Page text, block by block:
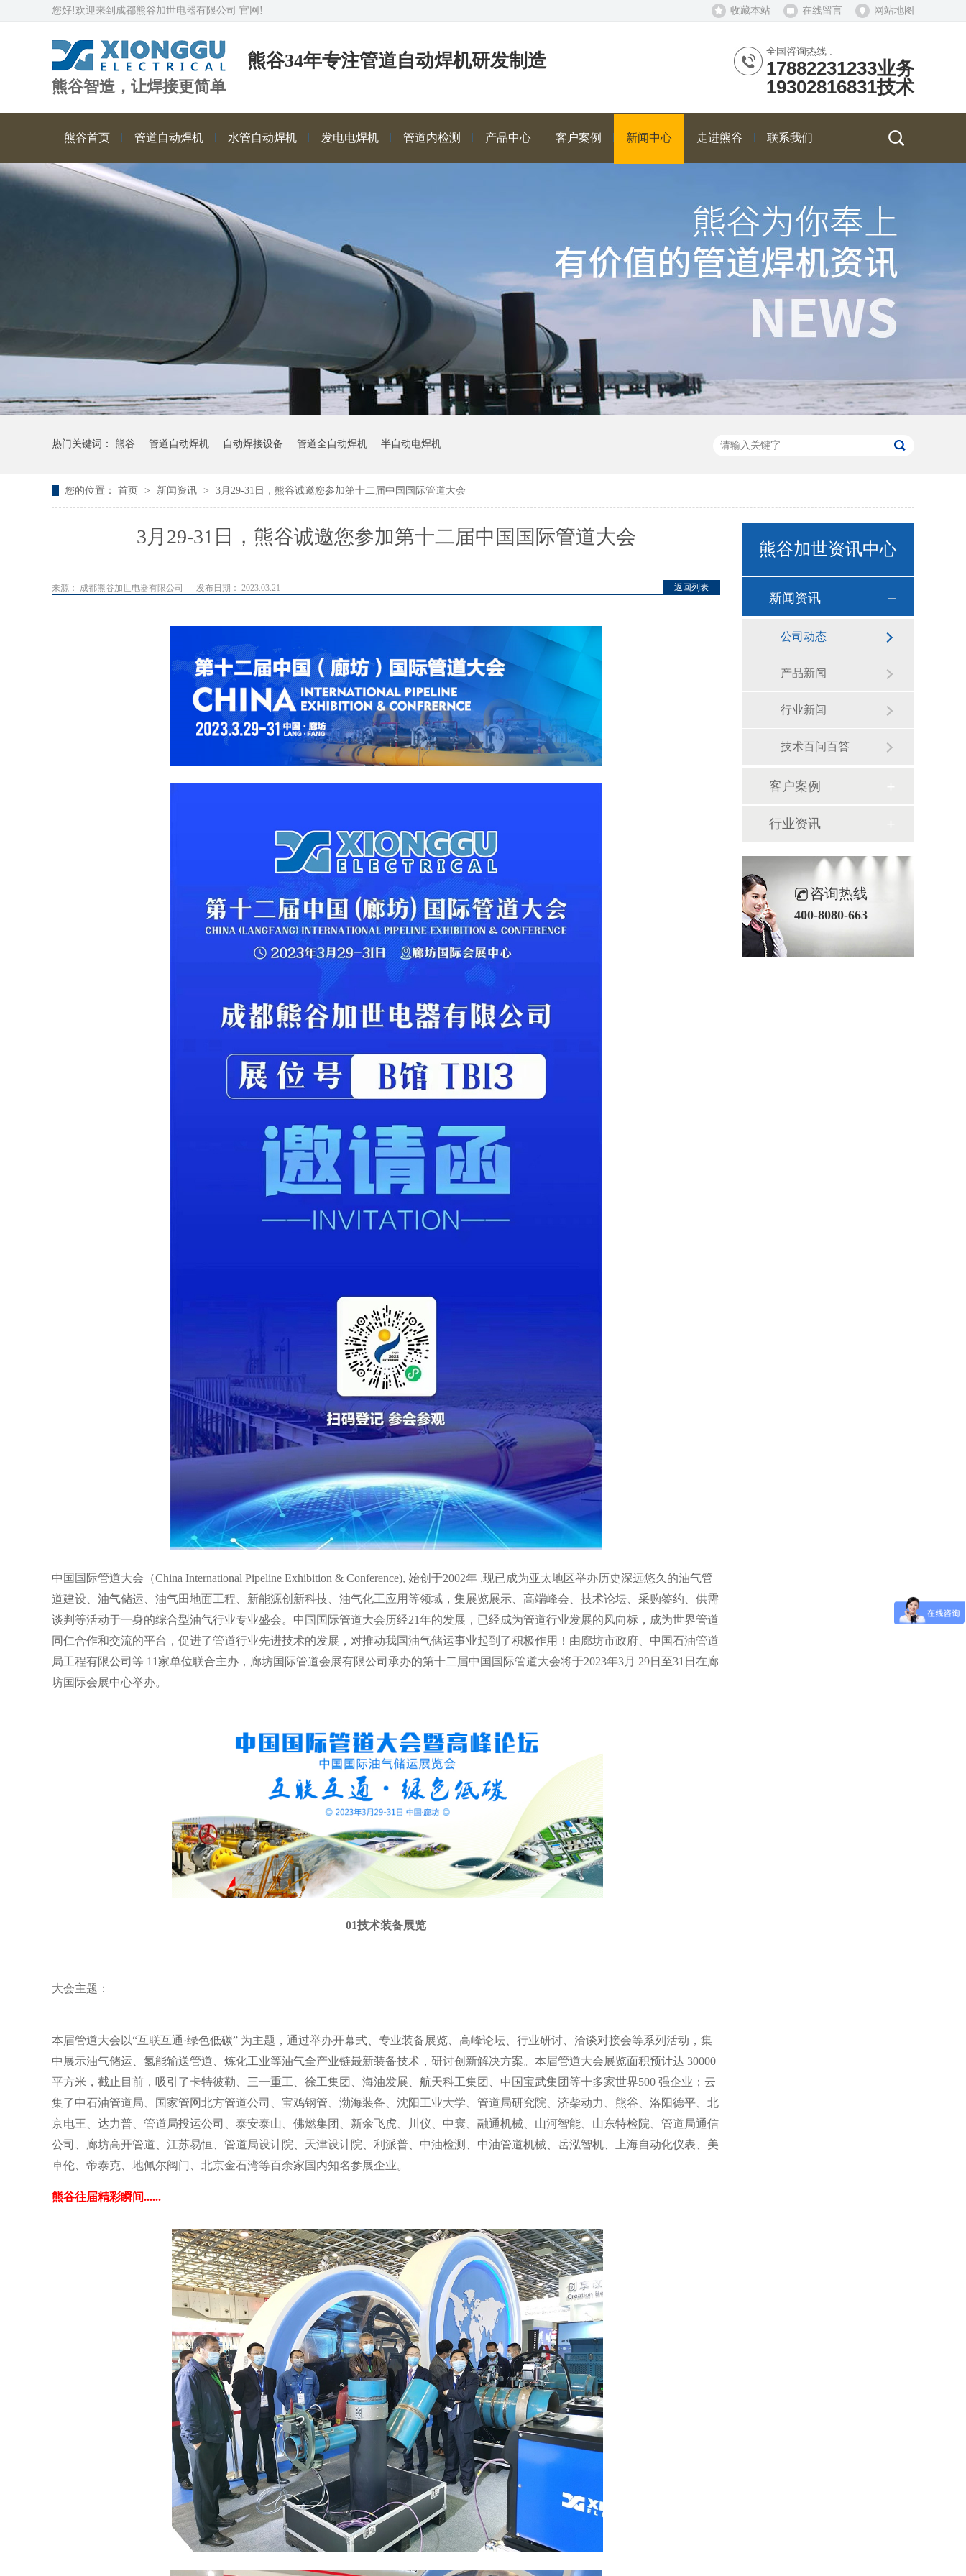
收藏本站 在线留言 网站地图
您好!欢迎来到成都熊谷加世电器有限公司 官网!
熊谷智造，让焊接更简单
熊谷34年专注管道自动焊机研发制造 全国咨询热线 :
17882231233业务
19302816831技术
熊谷首页 管道自动焊机 水管自动焊机 发电电焊机 管道内检测 产品中心 客户案例 新闻中心 走进熊谷 联系我们
热门关键词： 熊谷 管道自动焊机 自动焊接设备 管道全自动焊机 半自动电焊机
您的位置： 首页 > 新闻资讯 > 3月29-31日，熊谷诚邀您参加第十二届中国国际管道大会
3月29-31日，熊谷诚邀您参加第十二届中国国际管道大会
返回列表
来源： 成都熊谷加世电器有限公司 发布日期： 2023.03.21
中国国际管道大会（China International Pipeline Exhibition & Conference), 始创于2002年 ,现已成为亚太地区举办历史深远悠久的油气管
道建设、油气储运、油气田地面工程、新能源创新科技、油气化工应用等领域，集展览展示、高端峰会、技术论坛、采购签约、供需
谈判等活动于一身的综合型油气行业专业盛会。中国国际管道大会历经21年的发展，已经成为管道行业发展的风向标，成为世界管道
同仁合作和交流的平台，促进了管道行业先进技术的发展，对推动我国油气储运事业起到了积极作用！由廊坊市政府、中国石油管道
局工程有限公司等 11 家单位联合主办，廊坊国际管道会展有限公司承办的第十二届中国国际管道大会将于2023年3月 29日至31 日在廊
坊国际会展中心举办。
01技术装备展览
大会主题：
本届管道大会以“互联互通 ·绿色低碳” 为主题，通过举办开幕式、专业装备展览、高峰论坛、行业研讨、洽谈对接会等系列活动，集
中展示油气储运、氢能输送管道、炼化工业等油气全产业链最新装备技术，研讨创新解决方案。本届管道大会展览面积预计达 30000
平方米，截止目前，吸引了卡特彼勒、三一重工、徐工集团、海油发展、航天科工集团、中国宝武集团等十多家世界500 强企业；云
集了中石油管道局、国家管网北方管道公司、宝鸡钢管、渤海装备、沈阳工业大学、 管道局研究院、济柴动力、熊谷、洛阳德平、北
京电王、达力普、管道局投运公司、泰安泰山、佛燃集团、新余飞虎、川仪、中寰、融通机械、山河智能、山东特检院、管道局通信
公司、廊坊高开管道、江苏易恒、管道局设计院、天津设计院、利派普、中油检测、中油管道机械、岳泓智机、上海自动化仪表、美
卓伦、帝泰克、地佩尔阀门、北京金石湾等百余家国内知名参展企业。
熊谷往届精彩瞬间......
熊谷加世资讯中心
新闻资讯
公司动态
产品新闻
行业新闻
技术百问百答
客户案例
行业资讯
咨询热线
400-8080-663